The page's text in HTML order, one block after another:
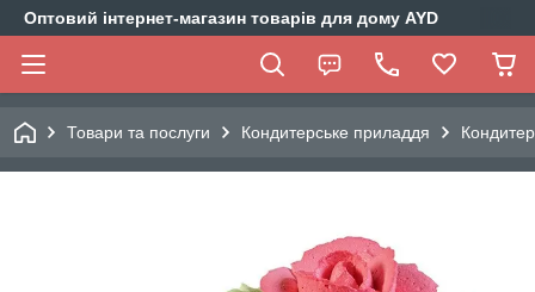
Оптовий інтернет-магазин товарів для дому AYD
Товари та послуги Кондитерське приладдя